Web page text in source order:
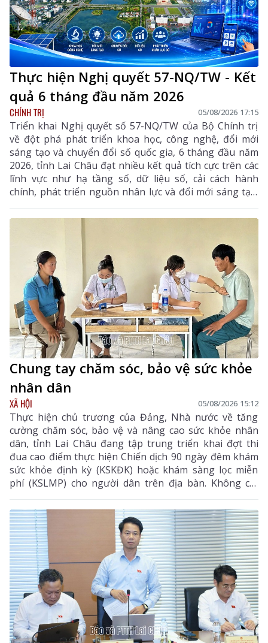
Thực hiện Nghị quyết 57-NQ/TW - Kết
quả 6 tháng đầu năm 2026
CHÍNH TRỊ 05/08/2026 17:15
Triển khai Nghị quyết số 57-NQ/TW của Bộ Chính trị
về đột phá phát triển khoa học, công nghệ, đổi mới
sáng tạo và chuyển đổi số quốc gia, 6 tháng đầu năm
2026, tỉnh Lai Châu đạt nhiều kết quả tích cực trên các
lĩnh vực như hạ tầng số, dữ liệu số, cải cách hành
chính, phát triển nguồn nhân lực và đổi mới sáng tạo.
Trong 6 tháng cuối năm, tỉnh tiếp tục tập trung thực
hiện các nhiệm vụ trọng tâm, tạo chuyển biến mạnh
mẽ trong phát triển khoa học, công nghệ, đổi mới
sáng tạo và chuyển đổi số.
Chung tay chăm sóc, bảo vệ sức khỏe
nhân dân
XÃ HỘI 05/08/2026 15:12
Thực hiện chủ trương của Đảng, Nhà nước về tăng
cường chăm sóc, bảo vệ và nâng cao sức khỏe nhân
dân, tỉnh Lai Châu đang tập trung triển khai đợt thi
đua cao điểm thực hiện Chiến dịch 90 ngày đêm khám
sức khỏe định kỳ (KSKĐK) hoặc khám sàng lọc miễn
phí (KSLMP) cho người dân trên địa bàn. Không chỉ
góp phần phát hiện sớm bệnh tật, nâng cao chất
lượng chăm sóc sức khỏe (CSSK) ban đầu, chương
trình còn lan tỏa tinh thần trách nhiệm, y đức và sự
tận tâm của đội ngũ cán bộ y tế, hướng tới mục tiêu
mọi người dân đều được tiếp cận dịch vụ y tế công
bằng, chất lượng và nhân văn.